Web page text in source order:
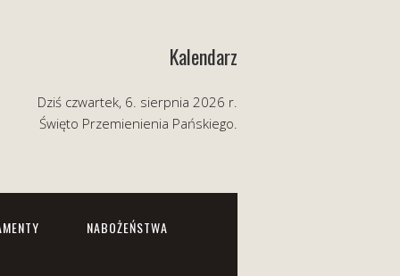
Kalendarz
Dziś czwartek, 6. sierpnia 2026 r.
Święto Przemienienia Pańskiego.
NABOŻEŃSTWA